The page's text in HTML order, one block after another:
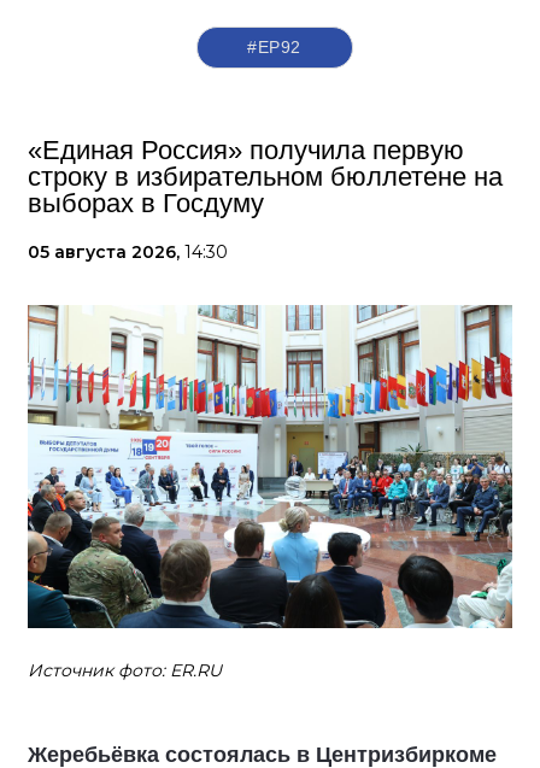
#ЕР92
«Единая Россия» получила первую
строку в избирательном бюллетене на
выборах в Госдуму
05 августа 2026, 14:30
Источник фото: ER.RU
Жеребьёвка состоялась в Центризбиркоме